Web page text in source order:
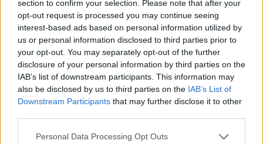
section to confirm your selection. Please note that after your
opt-out request is processed you may continue seeing
interest-based ads based on personal information utilized by
us or personal information disclosed to third parties prior to
your opt-out. You may separately opt-out of the further
disclosure of your personal information by third parties on the
IAB’s list of downstream participants. This information may
also be disclosed by us to third parties on the IAB’s List of
Downstream Participants that may further disclose it to other
Personal Data Processing Opt Outs
Covid-19
Vala e të nxehtit ekstrem,
Hungaria fik ndriçimin
dekorativ të
monumenteve kryesore
në Budapest për të
Itali, alarm i kuq në 27
qytete për shkak të vapës
ekstreme; zgjatet orari i
vizitave në monumente